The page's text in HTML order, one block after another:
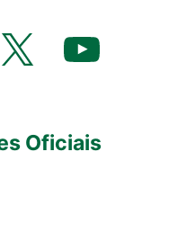
X YouTube
Oficiais